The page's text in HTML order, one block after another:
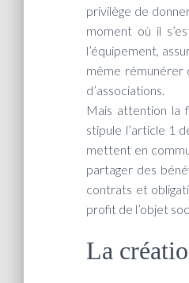
privilège de
moment où il
l’équipement,
même rémunérer
d’associations.
Mais attention la
stipule l’article 1
mettent en
partager des
contrats et
profit de l’objet
La